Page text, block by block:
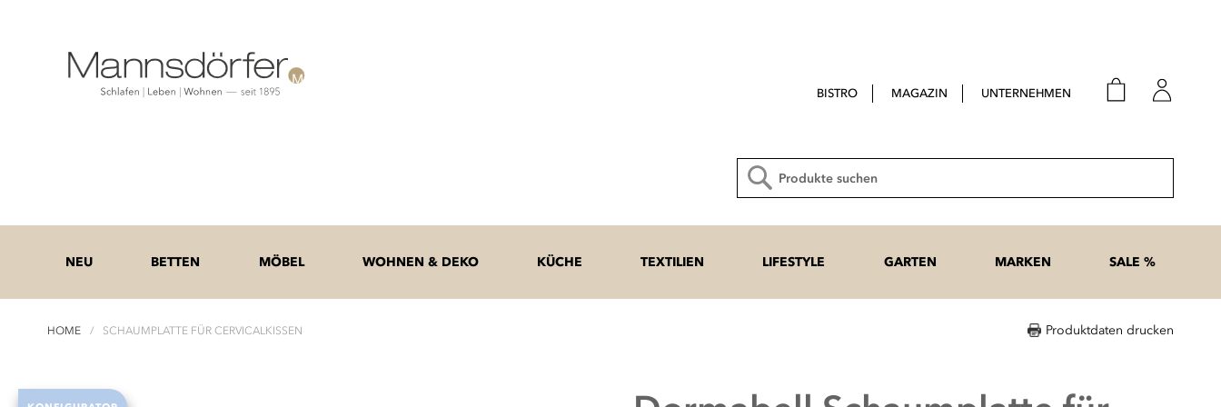
BISTRO MAGAZIN UNTERNEHMEN
Suche
NEU BETTEN MÖBEL WOHNEN & DEKO KÜCHE TEXTILIEN LIFESTYLE GARTEN MARKEN SALE %
Produktdaten drucken
HOME SCHAUMPLATTE FÜR CERVICALKISSEN